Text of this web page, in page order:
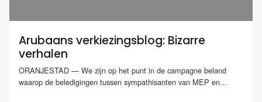
Arubaans verkiezingsblog: Bizarre
verhalen
ORANJESTAD — We zijn op het punt in de campagne beland
waarop de beledigingen tussen sympathisanten van MEP en...